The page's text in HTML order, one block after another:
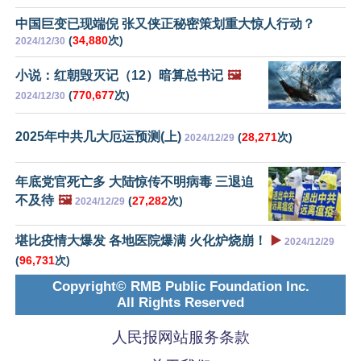
中国巨变已现端倪 张又侠正秘密策划重大惊人行动？
2024/12/30 (34,880次)
小说：红朝毁灭记（12）暗算总书记 🖼️
2024/12/30 (770,677次)
2025年中共几大厄运预测(上) 2024/12/29 (28,271次)
年底党官死亡多 大陆惊传不明病毒 三退迫
不及待 🖼️ 2024/12/29 (27,282次)
堪比疫情大爆发 各地医院爆满 火化炉烧崩！ ▶️ 2024/12/29
(96,731次)
Copyright© RMB Public Foundation Inc.
All Rights Reserved
人民报网站服务条款